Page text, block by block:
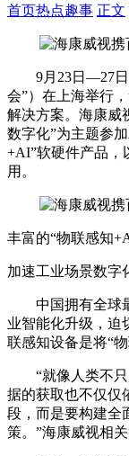
首页热点趣事 正文
9月23日—27日
会”）在上海举行
解决方案。海康威
数字化”为主题参
+AI”软硬件产品，
用。
丰富的“物联感知
加速工业场景数字
中国拥有全球最
业智能化升级，迫
联感知设备是将“
“就像人类不只
据的获取也不仅仅
段，而是要构建全
策。”海康威视相关